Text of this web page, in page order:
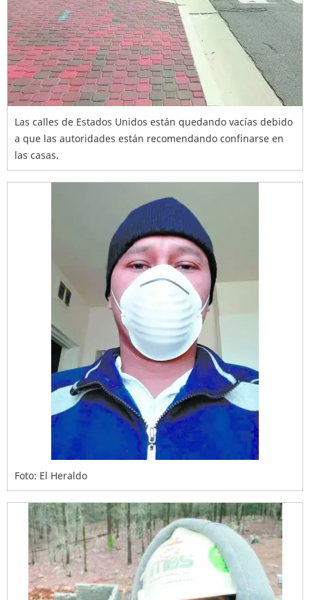
Las calles de Estados Unidos están quedando vacías debido
a que las autoridades están recomendando confinarse en
las casas.
Foto: El Heraldo